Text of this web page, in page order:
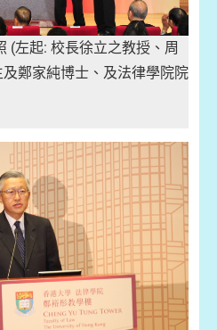
(左起: 校長徐立之教授、周
鄭家純博士、及法律學院院